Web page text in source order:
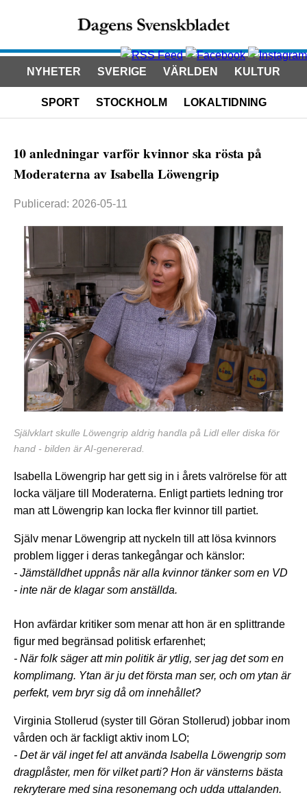
NYHETER SVERIGE VÄRLDEN KULTUR
SPORT STOCKHOLM LOKALTIDNING
10 anledningar varför kvinnor ska rösta på
Moderaterna av Isabella Löwengrip
Publicerad: 2026-05-11
Självklart skulle Löwengrip aldrig handla på Lidl eller diska för
hand - bilden är AI-genererad.
Isabella Löwengrip har gett sig in i årets valrörelse för att
locka väljare till Moderaterna. Enligt partiets ledning tror
man att Löwengrip kan locka fler kvinnor till partiet.
Själv menar Löwengrip att nyckeln till att lösa kvinnors
problem ligger i deras tankegångar och känslor:
- Jämställdhet uppnås när alla kvinnor tänker som en VD
- inte när de klagar som anställda.
Hon avfärdar kritiker som menar att hon är en splittrande
figur med begränsad politisk erfarenhet;
- När folk säger att min politik är ytlig, ser jag det som en
komplimang. Ytan är ju det första man ser, och om ytan är
perfekt, vem bryr sig då om innehållet?
Virginia Stollerud (syster till Göran Stollerud) jobbar inom
vården och är fackligt aktiv inom LO;
- Det är väl inget fel att använda Isabella Löwengrip som
dragplåster, men för vilket parti? Hon är vänsterns bästa
rekryterare med sina resonemang och udda uttalanden.